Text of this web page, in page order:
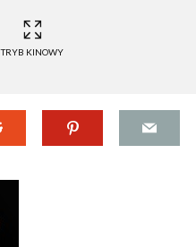
TRYB KINOWY